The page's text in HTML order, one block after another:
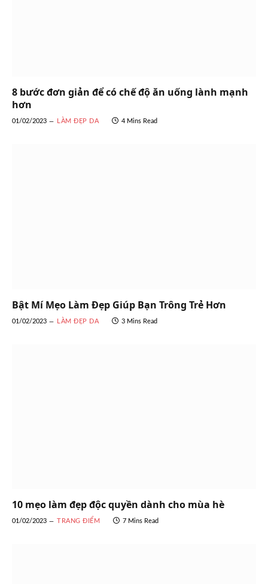
8 bước đơn giản để có chế độ ăn uống lành mạnh
hơn
01/02/2023 LÀM ĐẸP DA 4 Mins Read
Bật Mí Mẹo Làm Đẹp Giúp Bạn Trông Trẻ Hơn
01/02/2023 LÀM ĐẸP DA 3 Mins Read
10 mẹo làm đẹp độc quyền dành cho mùa hè
01/02/2023 TRANG ĐIỂM 7 Mins Read